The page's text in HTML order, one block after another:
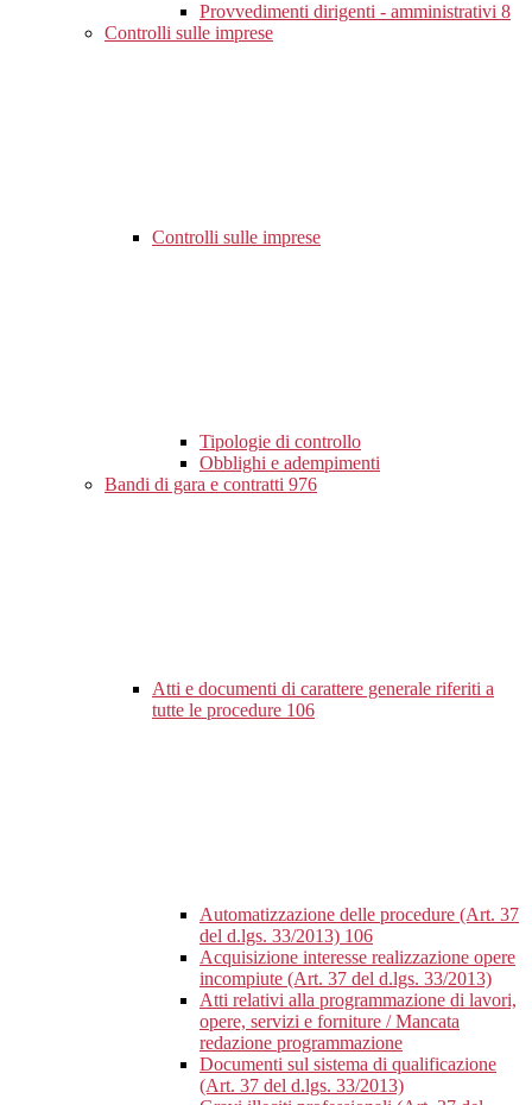
Provvedimenti dirigenti - amministrativi 8
Controlli sulle imprese
Controlli sulle imprese
Tipologie di controllo
Obblighi e adempimenti
Bandi di gara e contratti 976
Atti e documenti di carattere generale riferiti a
tutte le procedure 106
Automatizzazione delle procedure (Art. 37
del d.lgs. 33/2013) 106
Acquisizione interesse realizzazione opere
incompiute (Art. 37 del d.lgs. 33/2013)
Atti relativi alla programmazione di lavori,
opere, servizi e forniture / Mancata
redazione programmazione
Documenti sul sistema di qualificazione
(Art. 37 del d.lgs. 33/2013)